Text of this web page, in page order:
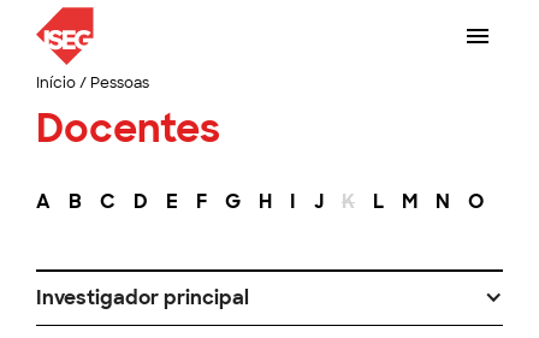
Início/ Pessoas
Docentes
A B C D E F G H I J K L M N O
Investigador principal